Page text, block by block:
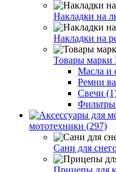
Накладки на
Накладки на
Товары
Масла и
Ремни
Свечи
мототехники (297)
Сани для
Прицепы для